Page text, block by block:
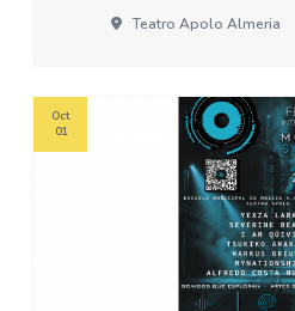
Teatro Apolo Almeria
Oct
01